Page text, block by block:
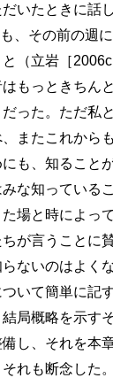
いたときに話
、その前の週
（立岩［
もっときちん
った。ただ私
またこれから
も、知ること
な知っている
場と時によっ
が言うことに
ないのはよく
いて簡単に記
局概略を示す
し、それを本
れも断念した